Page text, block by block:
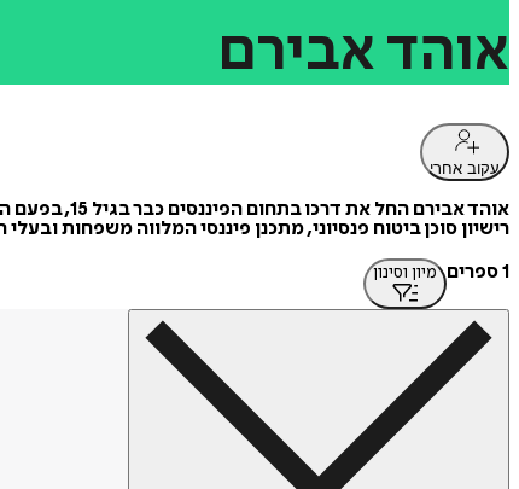
אוהד אבירם
עקוב אחרי
אוהד
רישיון סוכן ביטוח פנסיוני, מתכנן פיננסי המלווה משפחות
1 ספרים
מיון וסינון